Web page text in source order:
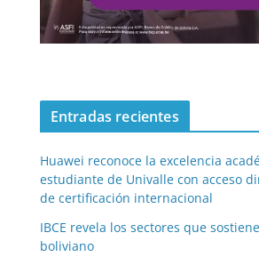
Entradas recientes
Huawei reconoce la excelencia
estudiante de Univalle con acceso
de certificación internacional
IBCE revela los sectores que
boliviano